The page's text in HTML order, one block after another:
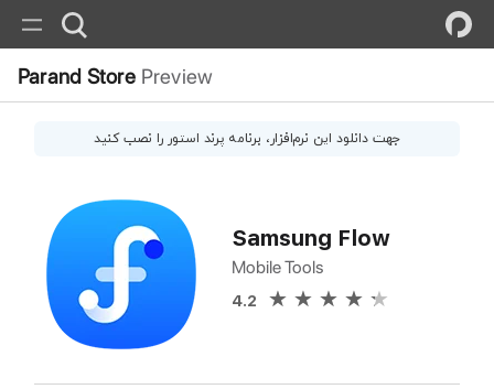
Parand Store Preview
جهت دانلود این نرم‌افزار، برنامه پرند استور را نصب کنید
Samsung Flow
Mobile Tools
4.2